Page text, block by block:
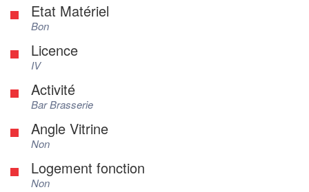
Etat Matériel
Bon
Licence
IV
Activité
Bar Brasserie
Angle Vitrine
Non
Logement fonction
Non